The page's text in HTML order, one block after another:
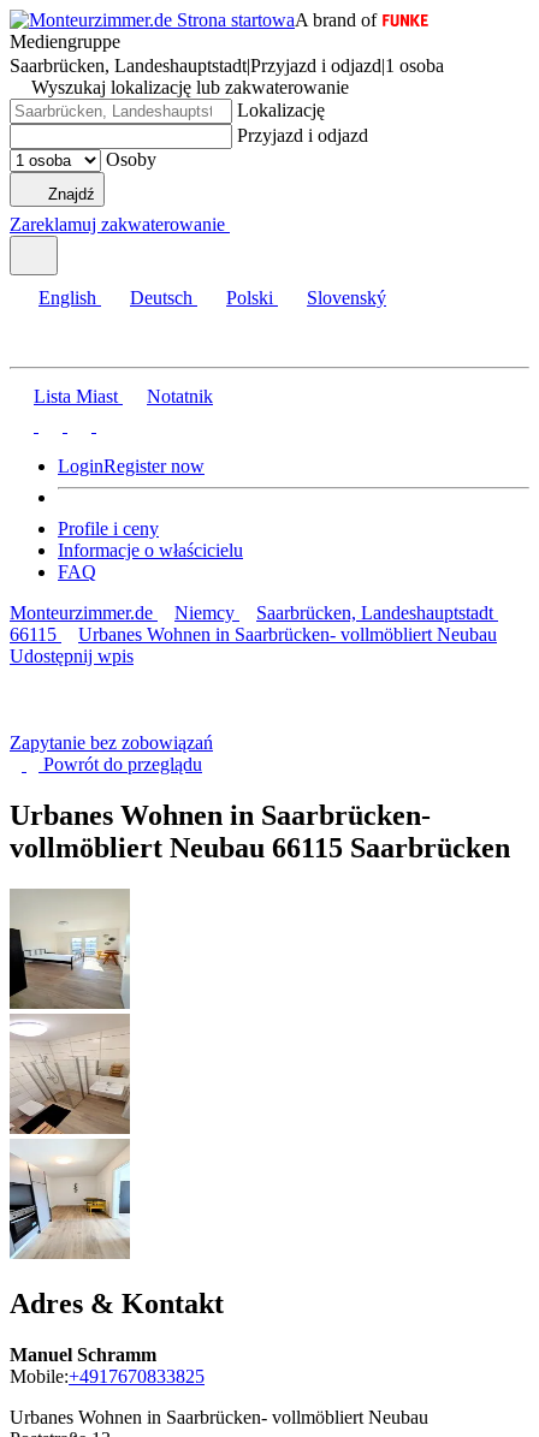
A brand of
Mediengruppe
Saarbrücken, Landeshauptstadt|Przyjazd i odjazd|1 osoba
Wyszukaj lokalizację lub zakwaterowanie
Lokalizację
Przyjazd i odjazd
Osoby
Znajdź
Zareklamuj zakwaterowanie
English Deutsch Polski Slovenský
Lista Miast Notatnik
LoginRegister now
Profile i ceny
Informacje o właścicielu
FAQ
Monteurzimmer.de
Niemcy
Saarbrücken, Landeshauptstadt
66115
Urbanes Wohnen in Saarbrücken- vollmöbliert Neubau
Udostępnij wpis
Zapytanie bez zobowiązań
Powrót do przeglądu
Urbanes Wohnen in Saarbrücken-
vollmöbliert Neubau 66115 Saarbrücken
Adres & Kontakt
Manuel Schramm
Mobile:+4917670833825
Urbanes Wohnen in Saarbrücken- vollmöbliert Neubau